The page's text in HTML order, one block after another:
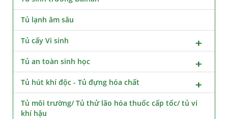
Tủ lạnh âm sâu
Tủ cấy Vi sinh
Tủ an toàn sinh học
Tủ hút khí độc - Tủ đựng hóa chất
Tủ môi trường/ Tủ thử lão hóa thuốc cấp tốc/ tủ vi
khí hậu